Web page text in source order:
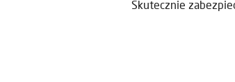
Skutecznie